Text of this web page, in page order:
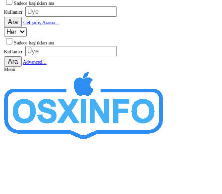
Sadece başlıkları ara
Kullanıcı:
Ara Gelişmiş Arama...
Sadece başlıkları ara
Kullanıcı:
Ara
Advanced...
Menü